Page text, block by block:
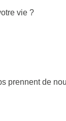
vie ?
prennent de